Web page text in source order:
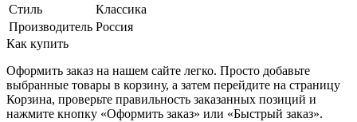
Стиль
Классика
Производитель Россия
Как купить
Оформить заказ на нашем сайте легко. Просто добавьте
выбранные товары в корзину, а затем перейдите на страницу
Корзина, проверьте правильность заказанных позиций и
нажмите кнопку «Оформить заказ» или «Быстрый заказ».